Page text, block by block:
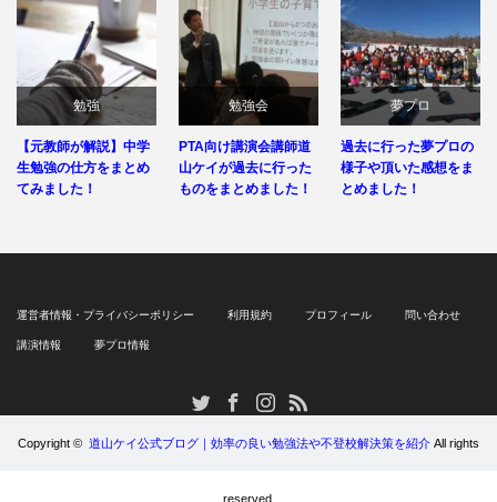
勉強
【元教師が解説】中学
生勉強の仕方をまとめ
てみました！
勉強会
PTA向け講演会講師道
山ケイが過去に行った
ものをまとめました！
夢プロ
過去に行った夢プロの
様子や頂いた感想をま
とめました！
運営者情報・プライバシーポリシー 利用規約 プロフィール 問い合わせ
講演情報 夢プロ情報
TwitterFacebookInstagram
RSS
Copyright © 道山ケイ公式ブログ｜効率の良い勉強法や不登校解決策を紹介 All rights
reserved.